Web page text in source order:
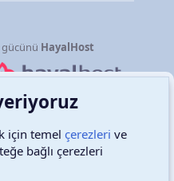
gücünü HayalHost
için temel çerezleri ve
bağlı çerezleri